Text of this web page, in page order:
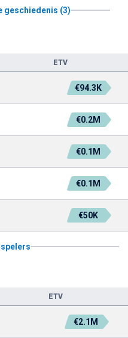
geschiedenis (3)
ETV
€94.3K
€0.2M
€0.1M
€0.1M
€50K
ETV
€2.1M